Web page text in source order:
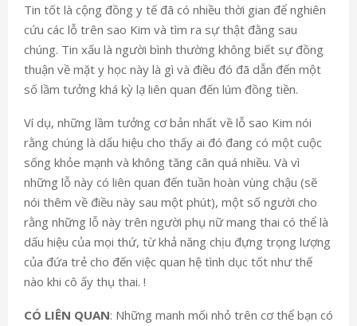
Tin tốt là cộng đồng y tế đã có nhiều thời gian để nghiên
cứu các lỗ trên sao Kim và tìm ra sự thật đằng sau
chúng. Tin xấu là người bình thường không biết sự đồng
thuận về mặt y học này là gì và điều đó đã dẫn đến một
số lầm tưởng khá kỳ lạ liên quan đến lúm đồng tiền.
Ví dụ, những lầm tưởng cơ bản nhất về lỗ sao Kim nói
rằng chúng là dấu hiệu cho thấy ai đó đang có một cuộc
sống khỏe mạnh và không tăng cân quá nhiều. Và vì
những lỗ này có liên quan đến tuần hoàn vùng chậu (sẽ
nói thêm về điều này sau một phút), một số người cho
rằng những lỗ này trên người phụ nữ mang thai có thể là
dấu hiệu của mọi thứ, từ khả năng chịu đựng trọng lượng
của đứa trẻ cho đến việc quan hệ tình dục tốt như thế
nào khi cô ấy thụ thai. !
CÓ LIÊN QUAN: Những manh mối nhỏ trên cơ thể bạn có